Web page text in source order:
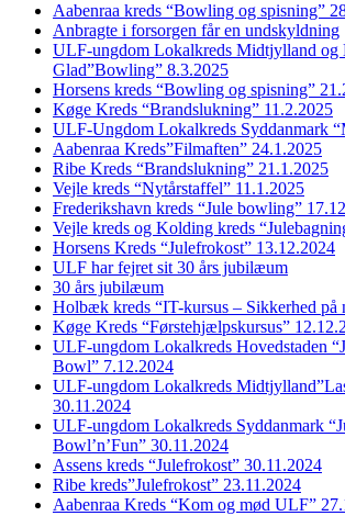
Aabenraa kreds “Bowling og spisning”
Anbragte i forsorgen får en undskyldning
ULF-ungdom Lokalkreds Midtjylland og
Glad”Bowling” 8.3.2025
Horsens kreds “Bowling og spisning”
Køge Kreds “Brandslukning” 11.2.2025
ULF-Ungdom Lokalkreds Syddanmark
Aabenraa Kreds”Filmaften” 24.1.2025
Ribe Kreds “Brandslukning” 21.1.2025
Vejle kreds “Nytårstaffel” 11.1.2025
Frederikshavn kreds “Jule bowling”
Vejle kreds og Kolding kreds
Horsens Kreds “Julefrokost” 13.12.2024
ULF har fejret sit 30 års jubilæum
30 års jubilæum
Holbæk kreds “IT-kursus – Sikkerhed på
Køge Kreds “Førstehjælpskursus”
ULF-ungdom Lokalkreds Hovedstaden
Bowl” 7.12.2024
ULF-ungdom Lokalkreds
30.11.2024
ULF-ungdom Lokalkreds Syddanmark
Bowl’n’Fun” 30.11.2024
Assens kreds “Julefrokost” 30.11.2024
Ribe kreds”Julefrokost” 23.11.2024
Aabenraa Kreds “Kom og mød ULF”